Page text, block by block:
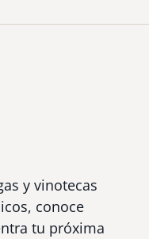
y vinotecas
conoce
tu próxima